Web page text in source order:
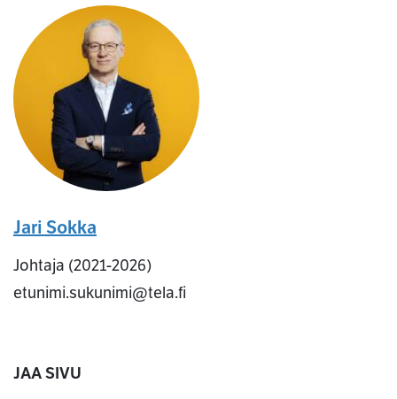
Jari Sokka
Johtaja (2021-2026)
etunimi.sukunimi@tela.fi
JAA SIVU